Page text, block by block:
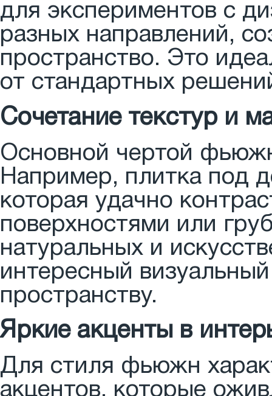
для экспериментов с
разных направлений,
пространство. Это
от стандартных
Сочетание текстур и
Основной чертой
Например, плитка под
которая удачно
поверхностями или
натуральных и
интересный
пространству.
Яркие акценты в
Для стиля фьюжн
акцентов, которые